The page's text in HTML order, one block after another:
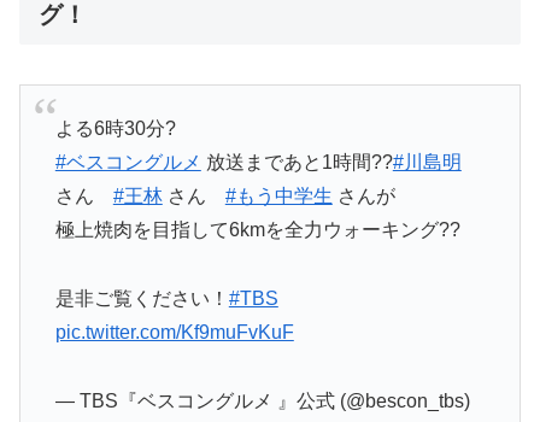
グ！
よる6時30分?
#ベスコングルメ 放送まであと1時間??#川島明
さん #王林さん #もう中学生 さんが
極上焼肉を目指して6kmを全力ウォーキング??
是非ご覧ください！ #TBS
pic.twitter.com/Kf9muFvKuF
— TBS『ベスコングルメ 』公式 (@bescon_tbs)